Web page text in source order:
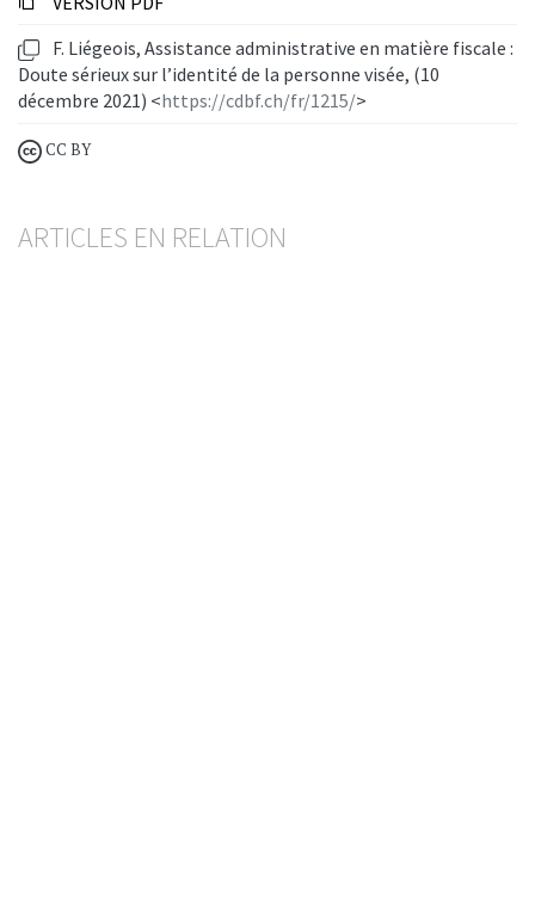
F. Liégeois, Assistance administrative en matière fiscale :
Doute sérieux sur l’identité de la personne visée, (10
décembre 2021) <https://cdbf.ch/fr/1215/>
CC BY
ARTICLES EN RELATION